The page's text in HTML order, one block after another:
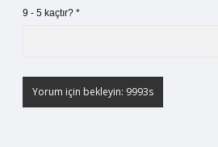
9 - 5 kaçtır? *